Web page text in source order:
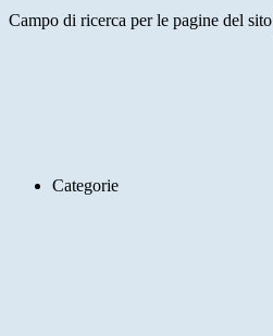
Campo di ricerca per le pagine del sito
Categorie